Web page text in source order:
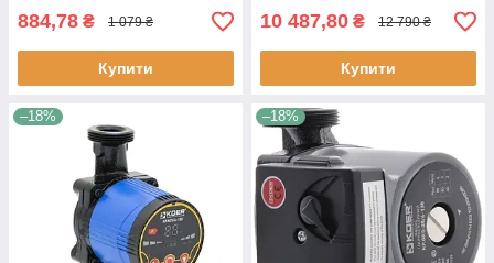
884,78 ₴ 1 079 ₴
Купити
10 487,80 ₴ 12 790 ₴
Купити
–18% –18%